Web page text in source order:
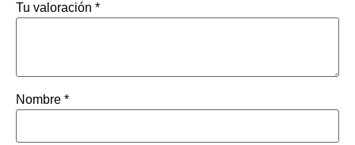
Tu valoración *
Nombre *